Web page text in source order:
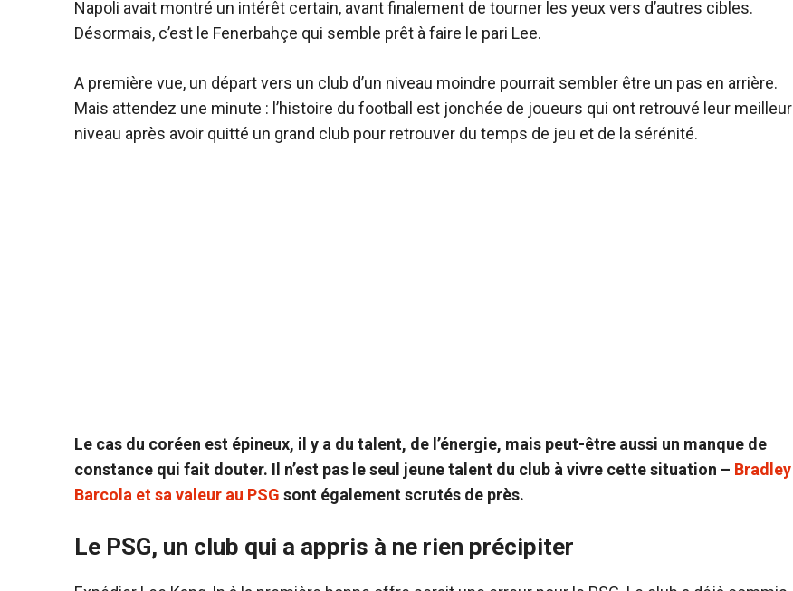
Napoli avait montré un intérêt certain, avant finalement de tourner les yeux vers d’autres cibles.
Désormais, c’est le Fenerbahçe qui semble prêt à faire le pari Lee.
A première vue, un départ vers un club d’un niveau moindre pourrait sembler être un pas en arrière.
Mais attendez une minute : l’histoire du football est jonchée de joueurs qui ont retrouvé leur meilleur
niveau après avoir quitté un grand club pour retrouver du temps de jeu et de la sérénité.
Le cas du coréen est épineux, il y a du talent, de l’énergie, mais peut-être aussi un manque de
constance qui fait douter. Il n’est pas le seul jeune talent du club à vivre cette situation – Bradley
Barcola et sa valeur au PSG sont également scrutés de près.
Le PSG, un club qui a appris à ne rien précipiter